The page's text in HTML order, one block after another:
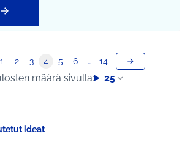
määrä sivulla: 25
1 2 3 4 5 6 … 14
ideat